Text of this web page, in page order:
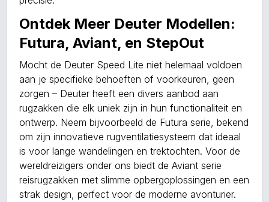
Ontdek Meer Deuter Modellen:
Futura, Aviant, en StepOut
Mocht de Deuter Speed Lite niet helemaal voldoen
aan je specifieke behoeften of voorkeuren, geen
zorgen – Deuter heeft een divers aanbod aan
rugzakken die elk uniek zijn in hun functionaliteit en
ontwerp. Neem bijvoorbeeld de Futura serie, bekend
om zijn innovatieve rugventilatiesysteem dat ideaal
is voor lange wandelingen en trektochten. Voor de
wereldreizigers onder ons biedt de Aviant serie
reisrugzakken met slimme opbergoplossingen en een
strak design, perfect voor de moderne avonturier.